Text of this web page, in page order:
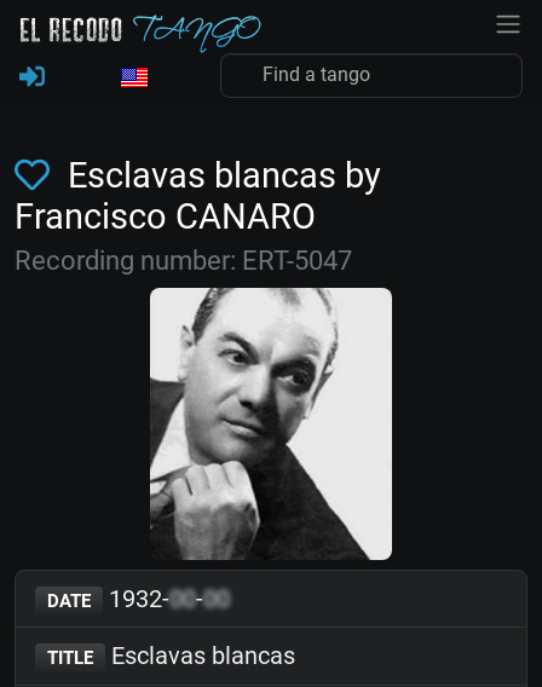
Esclavas blancas by
Francisco CANARO
Recording number: ERT-5047
DATE 1932-00-00
TITLE Esclavas blancas